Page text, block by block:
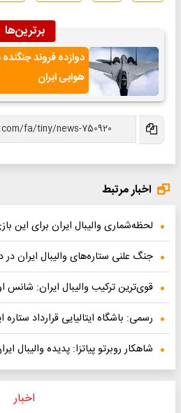
برترین‌ها
هوایی ایران
اخبار مرتبط
لحظه‌شماری والیبال ایران برای این
جنگ علنی ستاره‌های والیبال ایران در
قوی‌ترین ترکیب والیبال ایران: شانس
رسمی: باشگاه ایتالیایی قرارداد
شاهکار روبرتو پیاتزا: پدیده والیبال
اخبار